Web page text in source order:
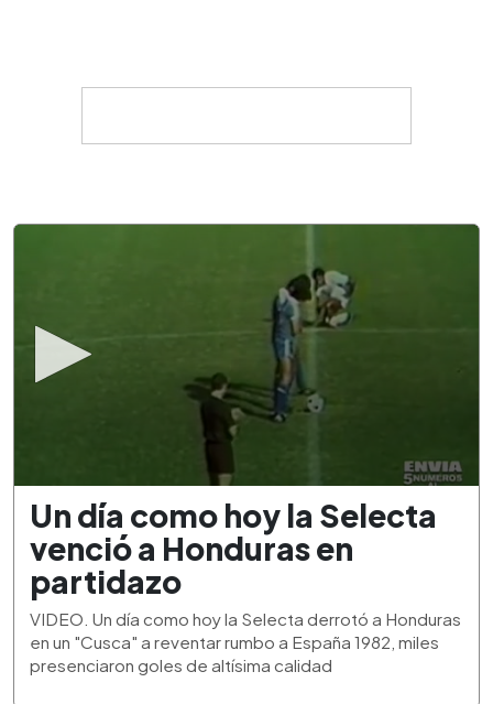
seconds
minute,
53
seconds
Un día como hoy la Selecta
venció a Honduras en
partidazo
VIDEO. Un día como hoy la Selecta derrotó a Honduras
en un "Cusca" a reventar rumbo a España 1982, miles
presenciaron goles de altísima calidad